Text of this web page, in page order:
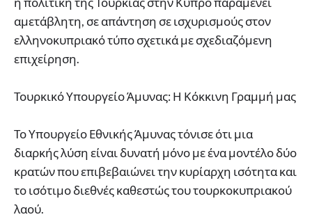
αμετάβλητη, σε απάντηση σε ισχυρισμούς στον
ελληνοκυπριακό τύπο σχετικά με σχεδιαζόμενη
επιχείρηση.
Τουρκικό Υπουργείο Άμυνας: Η Κόκκινη Γραμμή μας
Το Υπουργείο Εθνικής Άμυνας τόνισε ότι μια
διαρκής λύση είναι δυνατή μόνο με ένα μοντέλο δύο
κρατών που επιβεβαιώνει την κυρίαρχη ισότητα και
το ισότιμο διεθνές καθεστώς του τουρκοκυπριακού
λαού.